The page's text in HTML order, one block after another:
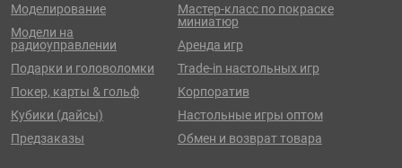
Моделирование
Модели на
радиоуправлении
Подарки и головоломки
Покер, карты & гольф
Кубики (дайсы)
Предзаказы
Мастер-класс по покраске
миниатюр
Аренда игр
Trade-in настольных игр
Корпоратив
Настольные игры оптом
Обмен и возврат товара